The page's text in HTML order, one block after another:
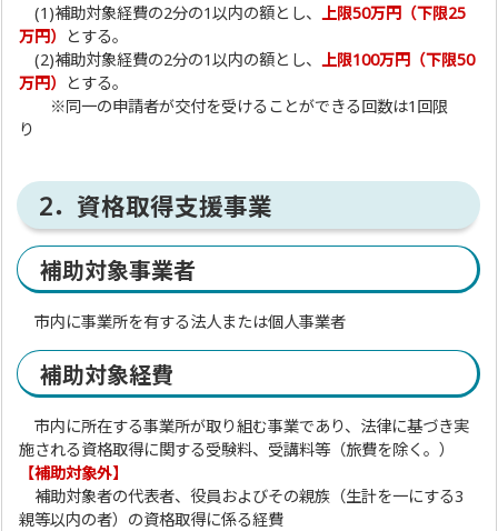
(1)補助対象経費の2分の1以内の額とし、
上限50万円（下限25
万円）
とする。
(2)補助対象経費の2分の1以内の額とし、
上限100万円（下限50
万円）
とする。
※同一の申請者が交付を受けることができる回数は1回限
り
2．資格取得支援事業
補助対象事業者
市内に事業所を有する法人または個人事業者
補助対象経費
市内に所在する事業所が取り組む事業であり、法律に基づき実
施される資格取得に関する受験料、受講料等（旅費を除く。）
【補助対象外】
補助対象者の代表者、役員およびその親族（生計を一にする3
親等以内の者）の資格取得に係る経費